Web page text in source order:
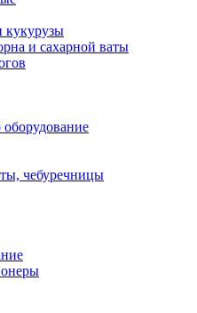
кукурузы
и сахарной ваты
оборудование
чебуречницы